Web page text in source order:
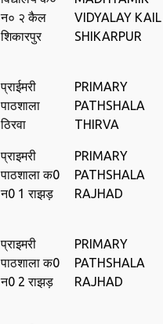
न० २ कैल
शिकारपुर
VIDYALAY KAIL
SHIKARPUR
प्राईमरी
पाठशाला
ठिरवा
PRIMARY
PATHSHALA
THIRVA
प्राइमरी
पाठशाला क0
न0 1 राझड़
PRIMARY
PATHSHALA
RAJHAD
प्राइमरी
पाठशाला क0
न0 2 राझड़
PRIMARY
PATHSHALA
RAJHAD